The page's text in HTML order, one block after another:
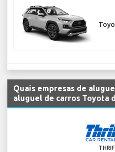
Quais empresas de
aluguel de carros Toyota